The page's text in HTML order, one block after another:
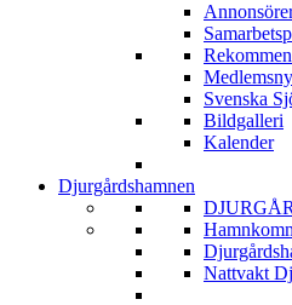
Svenska
Bildgalleri
Kalender
Djurgårdshamnen
Nattvakt